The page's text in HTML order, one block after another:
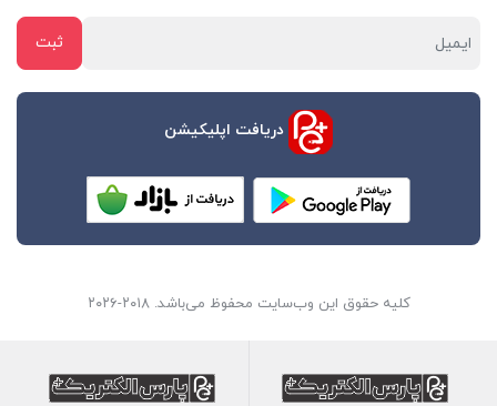
دریافت اپلیکیشن
کلیه حقوق این وب‌سایت محفوظ می‌باشد. ۲۰۱۸-۲۰۲۶